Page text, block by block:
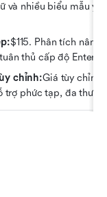
và nhiều biểu mẫu
$115. Phân tích
thủ cấp độ
chỉnh:Giá tùy
trợ phức tạp, đa